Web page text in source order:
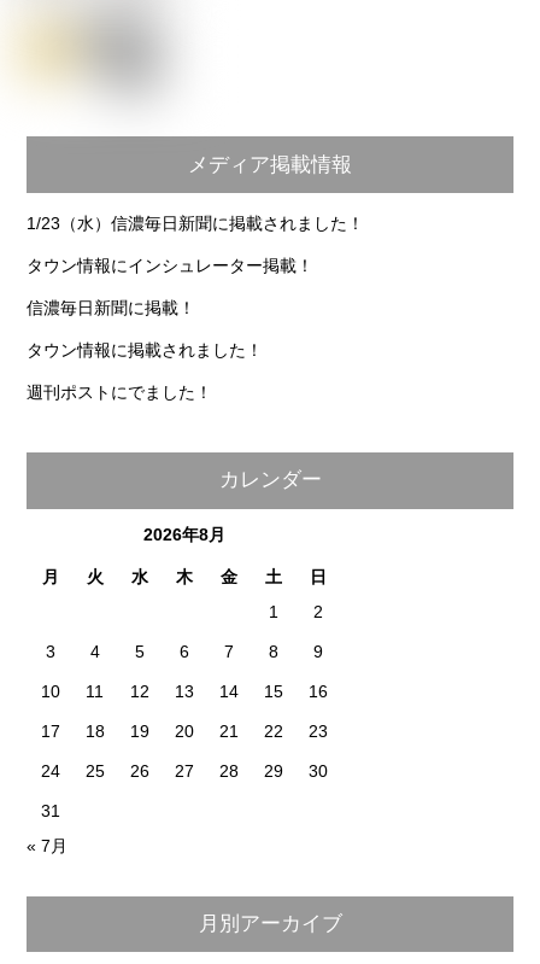
メディア掲載情報
1/23（水）信濃毎日新聞に掲載されました！
タウン情報にインシュレーター掲載！
信濃毎日新聞に掲載！
タウン情報に掲載されました！
週刊ポストにでました！
カレンダー
2026年8月
月 火 水 木 金 土
日
1
2
3 4 5 6 7 8 9
10 11 12 13 14 15 16
17 18 19 20 21 22 23
24 25 26 27 28 29 30
31
« 7月
月別アーカイブ